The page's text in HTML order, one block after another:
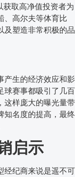
获取高净值投资者为
、高尔夫等体育比
及塑造非常积极的品
产生的经济效应和影
球赛事都吸引了几百
这样庞大的曝光量带
知名度的提高，最终
启示
经纪商来说是遥不可